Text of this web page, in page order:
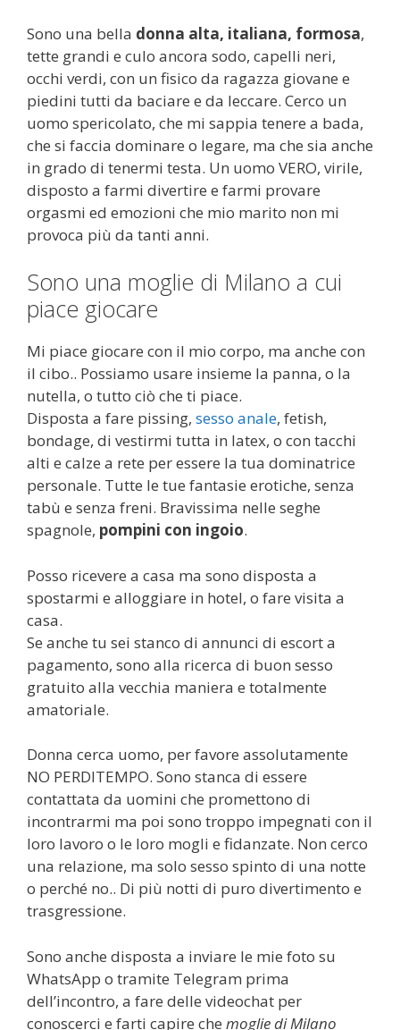
Sono una bella donna alta, italiana, formosa,
tette grandi e culo ancora sodo, capelli neri,
occhi verdi, con un fisico da ragazza giovane e
piedini tutti da baciare e da leccare. Cerco un
uomo spericolato, che mi sappia tenere a bada,
che si faccia dominare o legare, ma che sia anche
in grado di tenermi testa. Un uomo VERO, virile,
disposto a farmi divertire e farmi provare
orgasmi ed emozioni che mio marito non mi
provoca più da tanti anni.
Sono una moglie di Milano a cui
piace giocare
Mi piace giocare con il mio corpo, ma anche con
il cibo.. Possiamo usare insieme la panna, o la
nutella, o tutto ciò che ti piace.
Disposta a fare pissing, sesso anale, fetish,
bondage, di vestirmi tutta in latex, o con tacchi
alti e calze a rete per essere la tua dominatrice
personale. Tutte le tue fantasie erotiche, senza
tabù e senza freni. Bravissima nelle seghe
spagnole, pompini con ingoio.
Posso ricevere a casa ma sono disposta a
spostarmi e alloggiare in hotel, o fare visita a
casa.
Se anche tu sei stanco di annunci di escort a
pagamento, sono alla ricerca di buon sesso
gratuito alla vecchia maniera e totalmente
amatoriale.
Donna cerca uomo, per favore assolutamente
NO PERDITEMPO. Sono stanca di essere
contattata da uomini che promettono di
incontrarmi ma poi sono troppo impegnati con il
loro lavoro o le loro mogli e fidanzate. Non cerco
una relazione, ma solo sesso spinto di una notte
o perché no.. Di più notti di puro divertimento e
trasgressione.
Sono anche disposta a inviare le mie foto su
WhatsApp o tramite Telegram prima
dell’incontro, a fare delle videochat per
conoscerci e farti capire che moglie di Milano